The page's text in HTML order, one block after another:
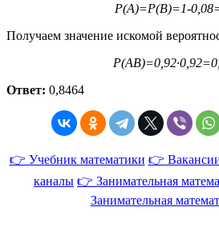
Р(А)=Р(В)=1-
Получаем значение искомой
Ответ: 0,8464
👉 Учебник математики 👉
каналы 👉 Занимательная
Занимательная